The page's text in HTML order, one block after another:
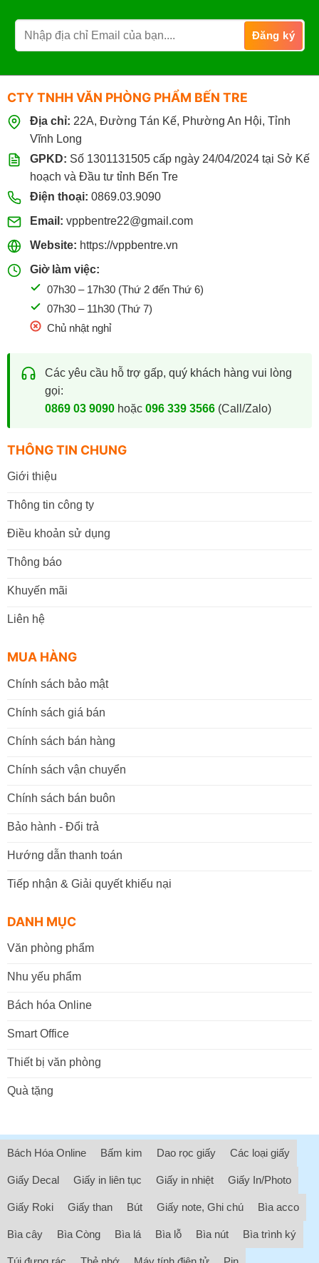
CTY TNHH VĂN PHÒNG PHẨM BẾN TRE
Địa chỉ: 22A, Đường Tán Kế, Phường An Hội, Tỉnh
Vĩnh Long
GPKD: Số 1301131505 cấp ngày 24/04/2024 tại Sở Kế
hoạch và Đầu tư tỉnh Bến Tre
Điện thoại: 0869.03.9090
Email: vppbentre22@gmail.com
Website: https://vppbentre.vn
Giờ làm việc:
07h30 – 17h30 (Thứ 2 đến Thứ 6)
07h30 – 11h30 (Thứ 7)
Chủ nhật nghỉ
Các yêu cầu hỗ trợ gấp, quý khách hàng vui lòng
gọi:
0869 03 9090hoặc 096 339 3566(Call/Zalo)
THÔNG TIN CHUNG
Giới thiệu
Thông tin công ty
Điều khoản sử dụng
Thông báo
Khuyến mãi
Liên hệ
MUA HÀNG
Chính sách bảo mật
Chính sách giá bán
Chính sách bán hàng
Chính sách vận chuyển
Chính sách bán buôn
Bảo hành - Đổi trả
Hướng dẫn thanh toán
Tiếp nhận & Giải quyết khiếu nại
DANH MỤC
Văn phòng phẩm
Nhu yếu phẩm
Bách hóa Online
Smart Office
Thiết bị văn phòng
Quà tặng
Bách Hóa Online Bấm kim Dao rọc giấy Các loại giấy
Giấy Decal Giấy in liên tục Giấy in nhiệt Giấy In/Photo
Giấy Roki Giấy than Bút Giấy note, Ghi chú Bìa acco
Bìa cây Bìa Còng Bìa lá Bìa lỗ Bìa nút Bìa trình ký